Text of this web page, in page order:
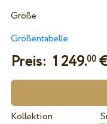
Größe
Größentabelle
Preis: 1 249.00€
Kollektion